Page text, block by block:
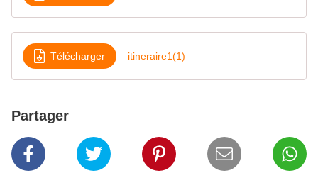
Télécharger itineraire1(1)
Partager